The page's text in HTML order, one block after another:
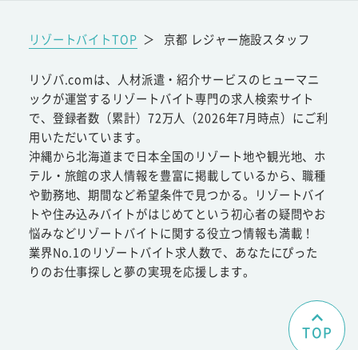
リゾートバイトTOP ＞ 京都 レジャー施設スタッフ
リゾバ.comは、人材派遣・紹介サービスのヒューマニ
ックが運営するリゾートバイト専門の求人検索サイト
で、登録者数（累計）72万人（2026年7月時点）にご利
用いただいています。
沖縄から北海道まで日本全国のリゾート地や観光地、ホ
テル・旅館の求人情報を豊富に掲載しているから、職種
や勤務地、期間など希望条件で見つかる。リゾートバイ
トや住み込みバイトがはじめてという初心者の疑問やお
悩みなどリゾートバイトに関する役立つ情報も満載！
業界No.1のリゾートバイト求人数で、あなたにぴった
りのお仕事探しと夢の実現を応援します。
TOP